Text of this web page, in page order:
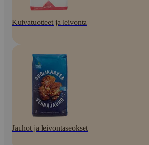
Kuivatuotteet ja leivonta
Jauhot ja leivontaseokset